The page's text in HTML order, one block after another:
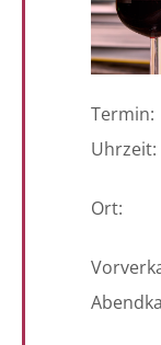
Termin:
Uhrzeit:
Ort: